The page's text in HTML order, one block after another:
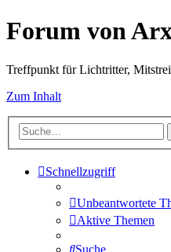
Forum von
Treffpunkt für Lichtritter,
Zum Inhalt
Schnellzugriff
Unbeantwortete
Aktive Themen